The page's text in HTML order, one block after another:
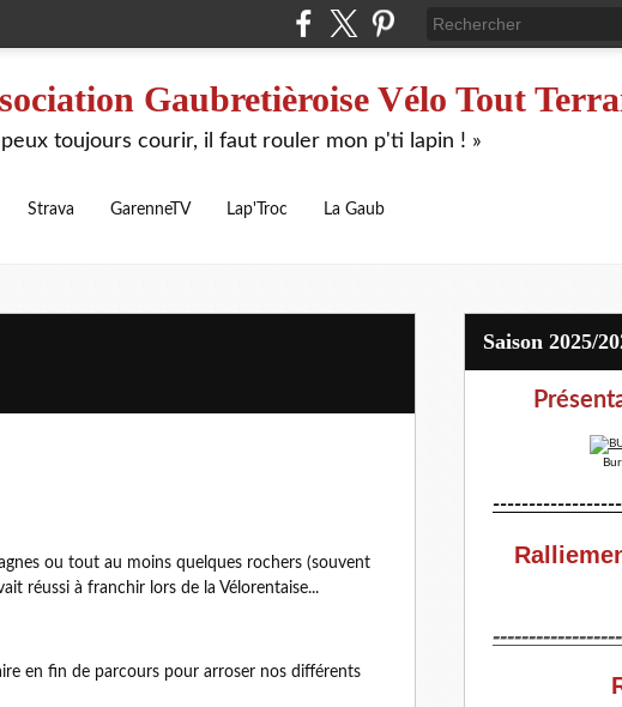
Gaubretièroise Vélo Tout
peux toujours courir, il faut rouler mon p'ti lapin ! »
Strava GarenneTV Lap'Troc La Gaub
ou tout au moins quelques rochers (souvent
réussi à franchir lors de la Vélorentaise...
en fin de parcours pour arroser nos différents
Saison 2025/